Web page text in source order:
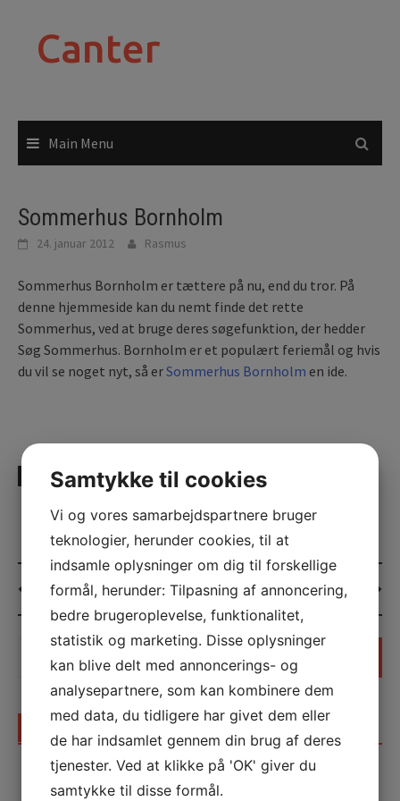
contentCanter
Main Menu
Sommerhus Bornholm
24. januar 2012 Rasmus
Sommerhus Bornholm er tættere på nu, end du tror. På
denne hjemmeside kan du nemt finde det rette
Sommerhus, ved at bruge deres søgefunktion, der hedder
Søg Sommerhus. Bornholm er et populært feriemål og hvis
du vil se noget nyt, så erSommerhus Bornholm en ide.
UDGIVET UNDER ERHVERV
Post
navigation
Sommerhus Blåvand Sommerhus Skagen
SENESTE INDLÆG
Sådan skaber en madfotograf appetitvækkende
billeder til gastronomien
Samtykke til cookies
Vi og vores samarbejdspartnere bruger
teknologier, herunder cookies, til at
indsamle oplysninger om dig til forskellige
formål, herunder: Tilpasning af annoncering,
bedre brugeroplevelse, funktionalitet,
statistik og marketing. Disse oplysninger
kan blive delt med annoncerings- og
analysepartnere, som kan kombinere dem
med data, du tidligere har givet dem eller
de har indsamlet gennem din brug af deres
tjenester. Ved at klikke på 'OK' giver du
samtykke til disse formål.